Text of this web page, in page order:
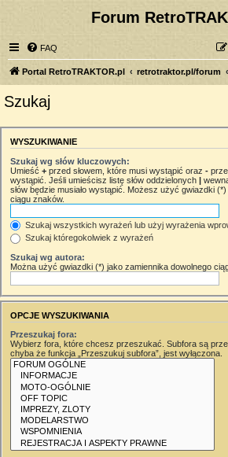
Forum
FAQ
Portal RetroTRAKTOR.pl retrotraktor.pl/forum
Szukaj
WYSZUKIWANIE
Szukaj wg słów kluczowych:
Umieść + przed słowem, które musi wystąpić oraz -
wystąpić. Jeśli umieścisz listę słów oddzielonych |
słów będzie musiało wystąpić. Możesz użyć gwiazdki
ciągu znaków.
Szukaj wszystkich wyrażeń lub użyj wyrażenia
Szukaj któregokolwiek z wyrażeń
Szukaj wg autora:
Można użyć gwiazdki (*) jako zamiennika dowolnego
OPCJE WYSZUKIWANIA
Przeszukaj fora:
Wybierz fora, które chcesz przeszukać. Subfora są
chyba że funkcja „Przeszukuj subfora”, jest wyłączona.